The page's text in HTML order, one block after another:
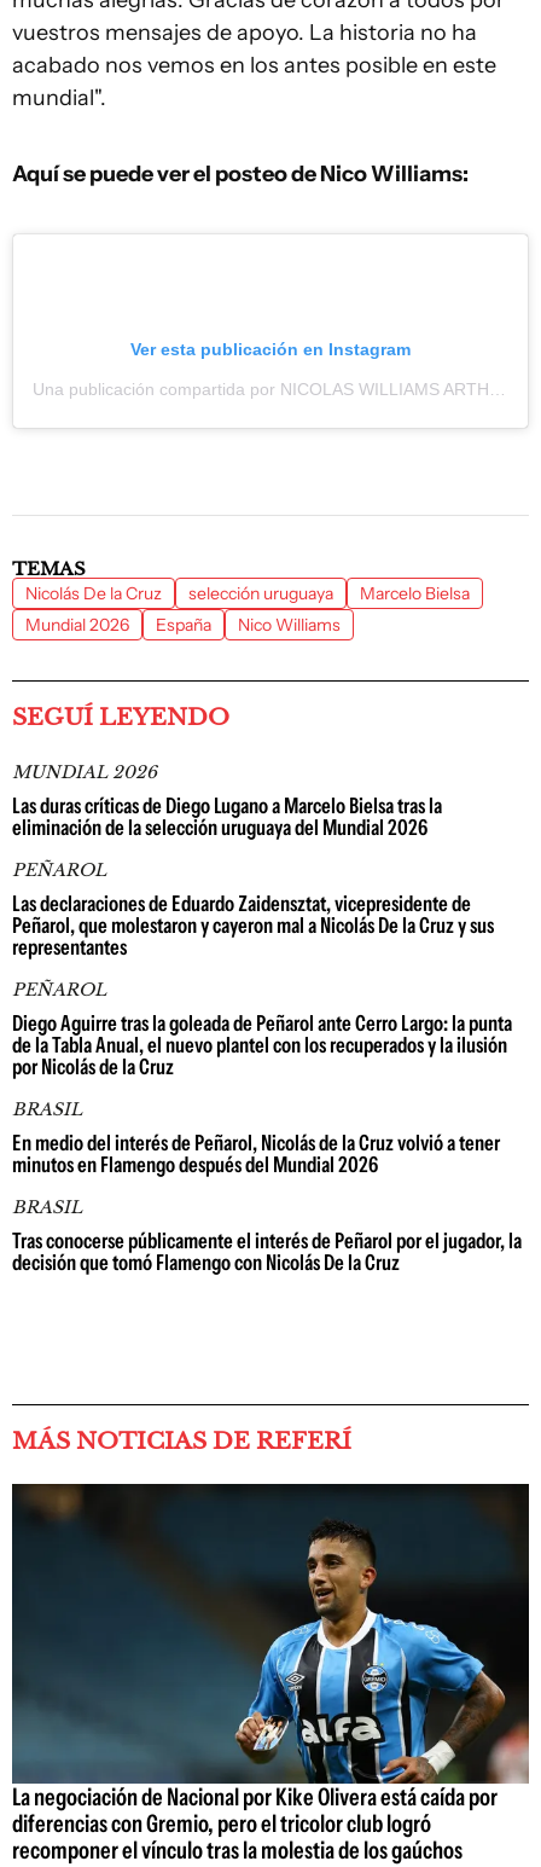
vuestros mensajes de apoyo. La historia no ha
acabado nos vemos en los antes posible en este
mundial".
Aquí se puede ver el posteo de Nico Williams:
Ver esta publicación en Instagram
TEMAS
Nicolás De la Cruz selección uruguaya
Marcelo Bielsa
Mundial 2026
España Nico Williams
SEGUÍ LEYENDO
MUNDIAL 2026
Las duras críticas de Diego Lugano a Marcelo Bielsa tras la
eliminación de la selección uruguaya del Mundial 2026
PEÑAROL
Las declaraciones de Eduardo Zaidensztat, vicepresidente de
Peñarol, que molestaron y cayeron mal a Nicolás De la Cruz y sus
representantes
PEÑAROL
Diego Aguirre tras la goleada de Peñarol ante Cerro Largo: la punta
de la Tabla Anual, el nuevo plantel con los recuperados y la ilusión
por Nicolás de la Cruz
BRASIL
En medio del interés de Peñarol, Nicolás de la Cruz volvió a tener
minutos en Flamengo después del Mundial 2026
BRASIL
Tras conocerse públicamente el interés de Peñarol por el jugador, la
decisión que tomó Flamengo con Nicolás De la Cruz
MÁS NOTICIAS DE REFERÍ
La negociación de Nacional por Kike Olivera está caída por
diferencias con Gremio, pero el tricolor club logró
recomponer el vínculo tras la molestia de los gaúchos